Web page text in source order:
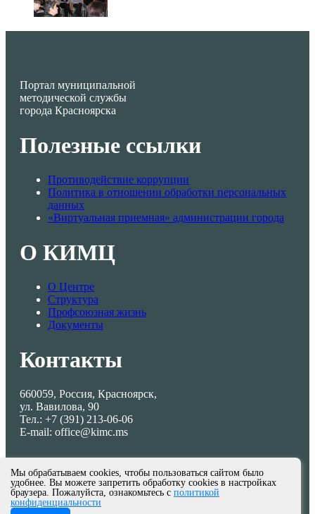
Портал муниципальной
методической службы
города Красноярска
Полезные ссылки
Противодействие коррупции
Политика в отношении обработки персональных
данных
«Виртуальная приемная» администрации города
О КИМЦ
О Центре
Структура
Профсоюзная жизнь
Документы
Контакты
660059, Россия, Красноярск,
ул. Вавилова, 90
Тел.: +7 (391) 213-06-06
E-mail: office@kimc.ms
© МКУ КИМЦ 2013-2026
Мы обрабатываем cookies, чтобы пользоваться сайтом было
удобнее. Вы можете запретить обработку cookies в настройках
браузера. Пожалуйста, ознакомьтесь с политикой
конфиденциальности